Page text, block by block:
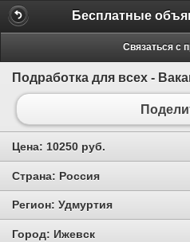
Связаться с
Подработка для всех -
Цена: 10250 руб.
Страна: Россия
Регион: Удмуртия
Город: Ижевск